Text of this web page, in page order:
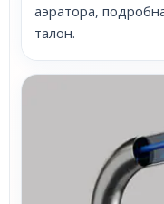
аэратора,
талон.